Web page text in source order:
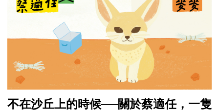
不在沙丘上的時候──關於蔡適任，一隻